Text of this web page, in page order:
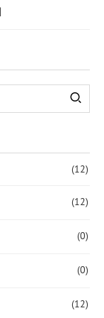
(12)
(12)
(0)
(0)
(12)